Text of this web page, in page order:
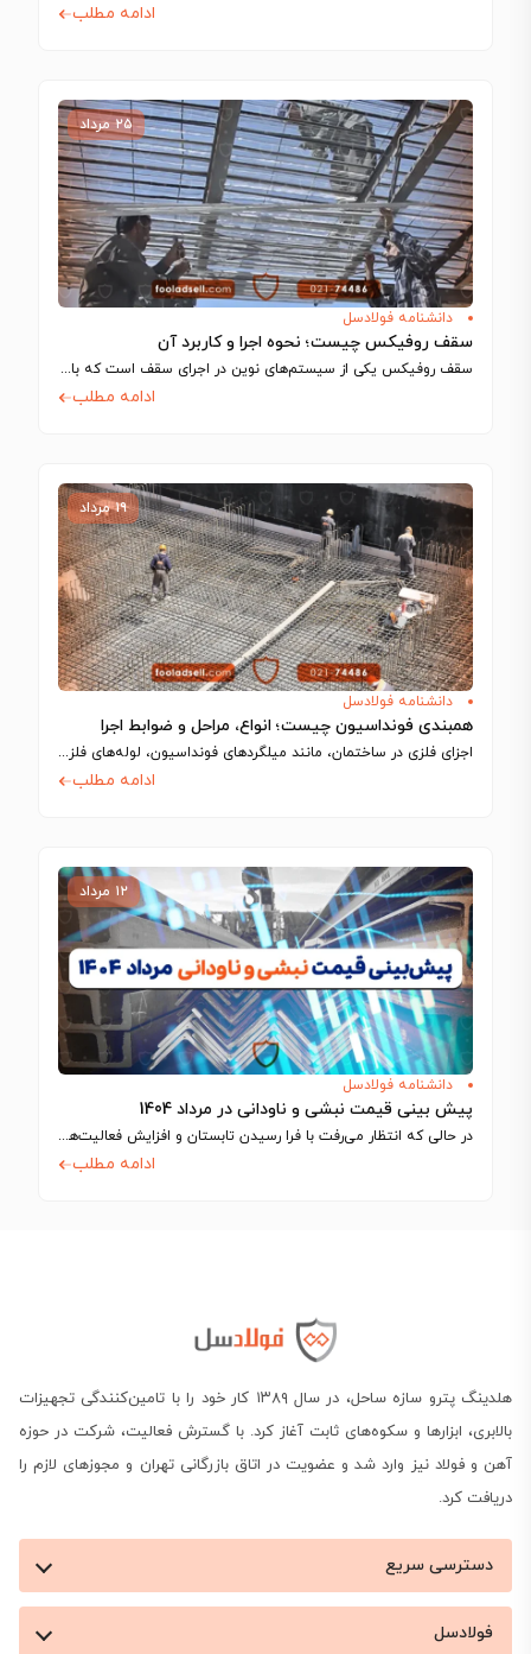
ادامه مطلب
۲۵ مرداد
دانشنامه فولادسل
سقف روفیکس چیست؛ نحوه اجرا و کاربرد آن
سقف روفیکس یکی از سیستم‌های نوین در اجرای سقف است که با استفاده از…
ادامه مطلب
۱۹ مرداد
دانشنامه فولادسل
همبندی فونداسیون چیست؛ انواع، مراحل و ضوابط اجرا
اجزای فلزی در ساختمان، مانند میلگردهای فونداسیون، لوله‌های فلزی و شفت آسانسور، رسانای جریان…
ادامه مطلب
۱۲ مرداد
دانشنامه فولادسل
پیش بینی قیمت نبشی و ناودانی در مرداد 1404
در حالی که انتظار می‌رفت با فرا رسیدن تابستان و افزایش فعالیت‌های ساختمانی، بازار…
ادامه مطلب
هلدینگ پترو سازه ساحل، در سال ۱۳۸۹ کار خود را با تامین‌کنندگی تجهیزات
بالابری، ابزارها و سکوه‌های ثابت آغاز کرد. با گسترش فعالیت، شرکت در حوزه
آهن و فولاد نیز وارد شد و عضویت در اتاق بازرگانی تهران و مجوزهای لازم را
دریافت کرد.
دسترسی سریع
فولادسل